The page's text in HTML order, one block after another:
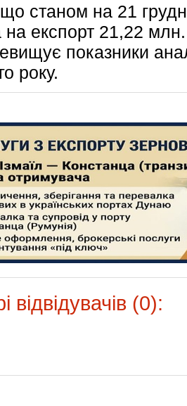
станом на 21
на експорт 21,22
показники
року.
відвідувачів (0):